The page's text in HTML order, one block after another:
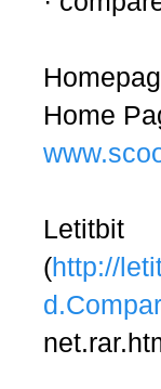
Home
Letitbit
(http://